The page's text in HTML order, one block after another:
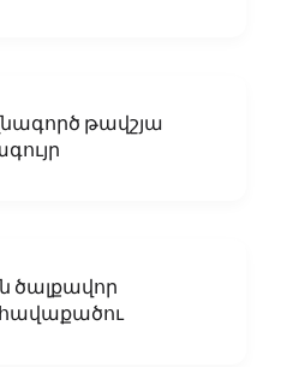
թավշյա
ծալքավոր
հավաքածու